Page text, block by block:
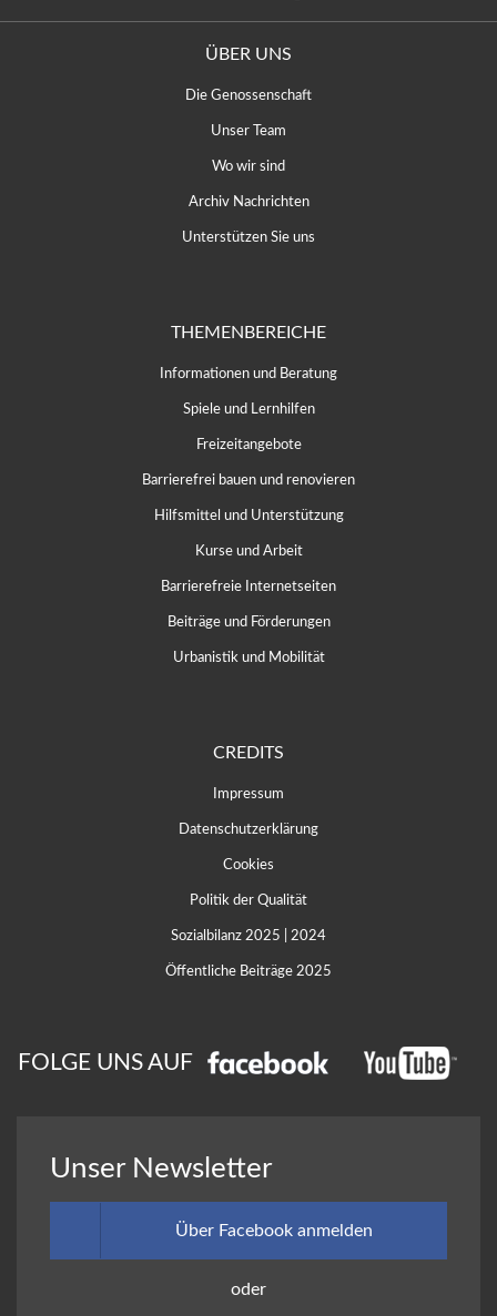
ÜBER UNS
Die Genossenschaft
Unser Team
Wo wir sind
Archiv Nachrichten
Unterstützen Sie uns
THEMENBEREICHE
Informationen und Beratung
Spiele und Lernhilfen
Freizeitangebote
Barrierefrei bauen und renovieren
Hilfsmittel und Unterstützung
Kurse und Arbeit
Barrierefreie Internetseiten
Beiträge und Förderungen
Urbanistik und Mobilität
CREDITS
Impressum
Datenschutzerklärung
Cookies
Politik der Qualität
Sozialbilanz 2025 2024
Öffentliche Beiträge 2025
FOLGE UNS AUF
Unser Newsletter
Über Facebook anmelden
oder